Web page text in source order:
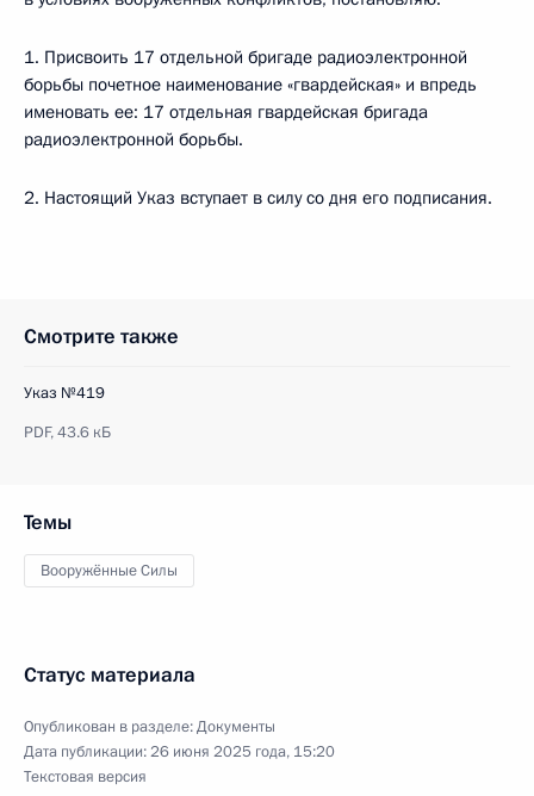
1. Присвоить 17 отдельной бригаде радиоэлектронной
борьбы почетное наименование «гвардейская» и впредь
именовать ее: 17 отдельная гвардейская бригада
радиоэлектронной борьбы.
2. Настоящий Указ вступает в силу со дня его подписания.
Смотрите также
Указ №419
PDF,43.6 кБ
Темы
Вооружённые Силы
Статус материала
Опубликован в разделе:Документы
Дата публикации:26 июня 2025 года, 15:20
Текстовая версия